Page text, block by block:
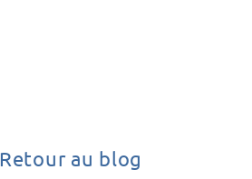
Retour au blog